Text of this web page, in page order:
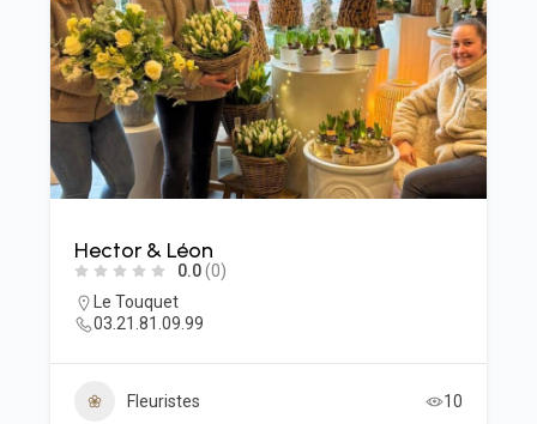
Hector & Léon
0.0(0)
Le Touquet
03.21.81.09.99
Fleuristes 10